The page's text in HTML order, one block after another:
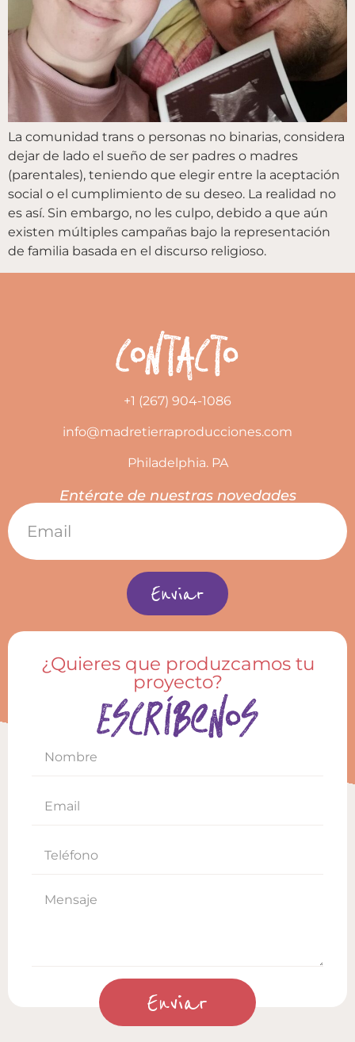
La comunidad trans o personas no binarias, considera
dejar de lado el sueño de ser padres o madres
(parentales), teniendo que elegir entre la aceptación
social o el cumplimiento de su deseo. La realidad no
es así. Sin embargo, no les culpo, debido a que aún
existen múltiples campañas bajo la representación
de familia basada en el discurso religioso.
Contacto
+1 (267) 904-1086
info@madretierraproducciones.com
Philadelphia. PA
Entérate de nuestras novedades
Enviar
¿Quieres que produzcamos tu
proyecto?
Escríbenos
Enviar